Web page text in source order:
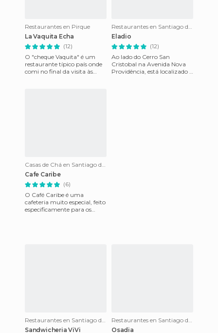
Restaurantes en Pirque
La Vaquita Echa
(12)
O "cheque Vaquita" é um
restaurante típico país onde
comi no final da visita às
Restaurantes en Santiago do Chile
Eladio
(12)
Ao lado do Cerro San
Cristobal na Avenida Nova
Providência, está localizado o
Casas de Chá en Santiago do Chile
Cafe Caribe
(6)
O Café Caribe é uma
cafeteria muito especial, feito
especificamente para os
Restaurantes en Santiago do Chile
Sandwicheria ViVi
Restaurantes en Santiago do Chile
Osadia